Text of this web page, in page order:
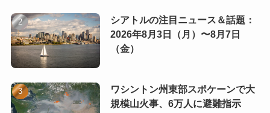
シアトルの注目ニュース＆話題：
2026年8月3日（月）〜8月7日
（金）
ワシントン州東部スポケーンで大
規模山火事、6万人に避難指示